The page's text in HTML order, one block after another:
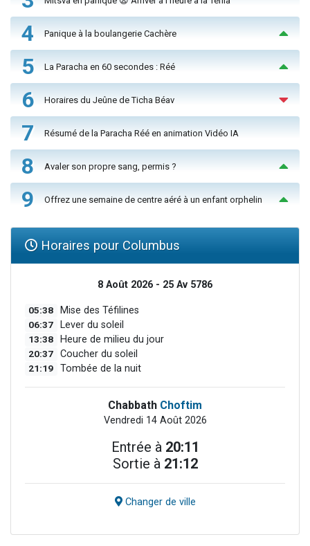
4 Panique à la boulangerie Cachère
5 La Paracha en 60 secondes : Réé
6 Horaires du Jeûne de Ticha Béav
7 Résumé de la Paracha Réé en animation Vidéo IA
8 Avaler son propre sang, permis ?
9 Offrez une semaine de centre aéré à un enfant orphelin
Horaires pour Columbus
8 Août 2026 - 25 Av 5786
05:38 Mise des Téfilines
06:37 Lever du soleil
13:38 Heure de milieu du jour
20:37 Coucher du soleil
21:19 Tombée de la nuit
Chabbath Choftim
Vendredi 14 Août 2026
Entrée à 20:11
Sortie à 21:12
Changer de ville